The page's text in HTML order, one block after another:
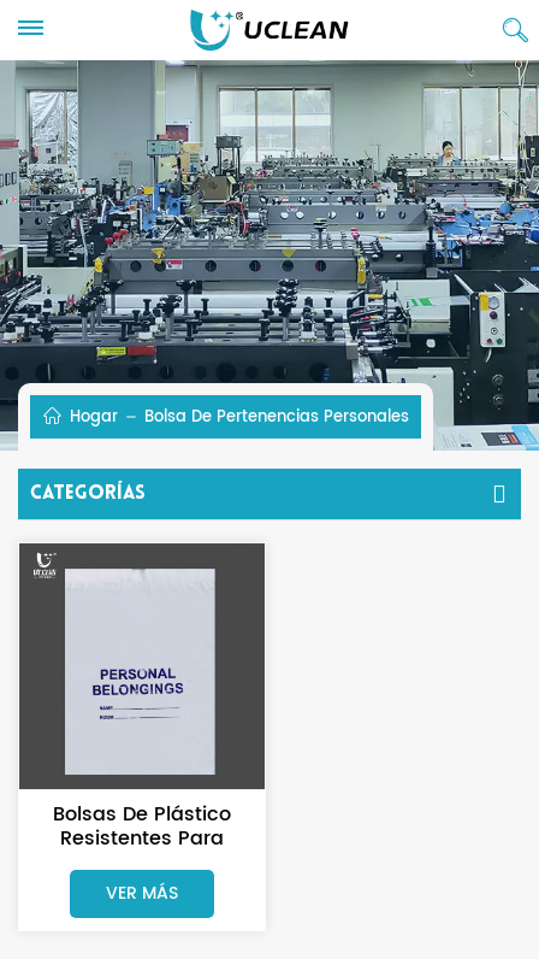
Hogar Bolsa De Pertenencias Personales
Categorías
Bolsas De Plástico
Resistentes Para
Guardar Las
Pertenencias De Los
Pacientes En La Clínica.
VER MÁS